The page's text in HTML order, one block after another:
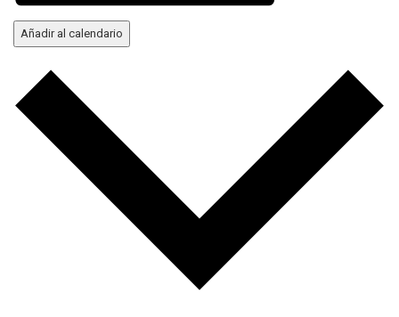
Añadir al calendario